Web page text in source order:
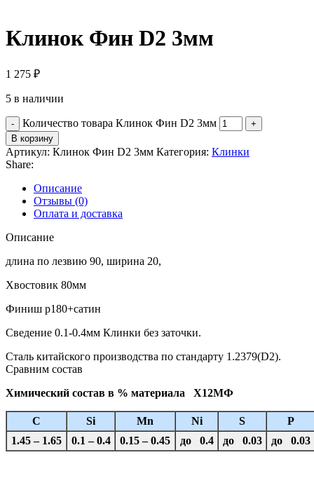
Клинок Фин D2 3мм
1 275 ₽
5 в наличии
Количество товара Клинок Фин D2 3мм
В корзину
Артикул: Клинок Фин D2 3мм Категория: Клинки
Share:
Описание
Отзывы (0)
Оплата и доставка
Описание
длина по лезвию 90, ширина 20,
Хвостовик 80мм
Финиш p180+сатин
Сведение 0.1-0.4мм Клинки без заточки.
Сталь китайского производства по стандарту 1.2379(D2).
Сравним состав
Химический состав в % материала Х12МФ
C Si Mn Ni S
P
1.45 – 1.65
0.1 – 0.4 0.15 – 0.45 до 0.4 до 0.03 до 0.03